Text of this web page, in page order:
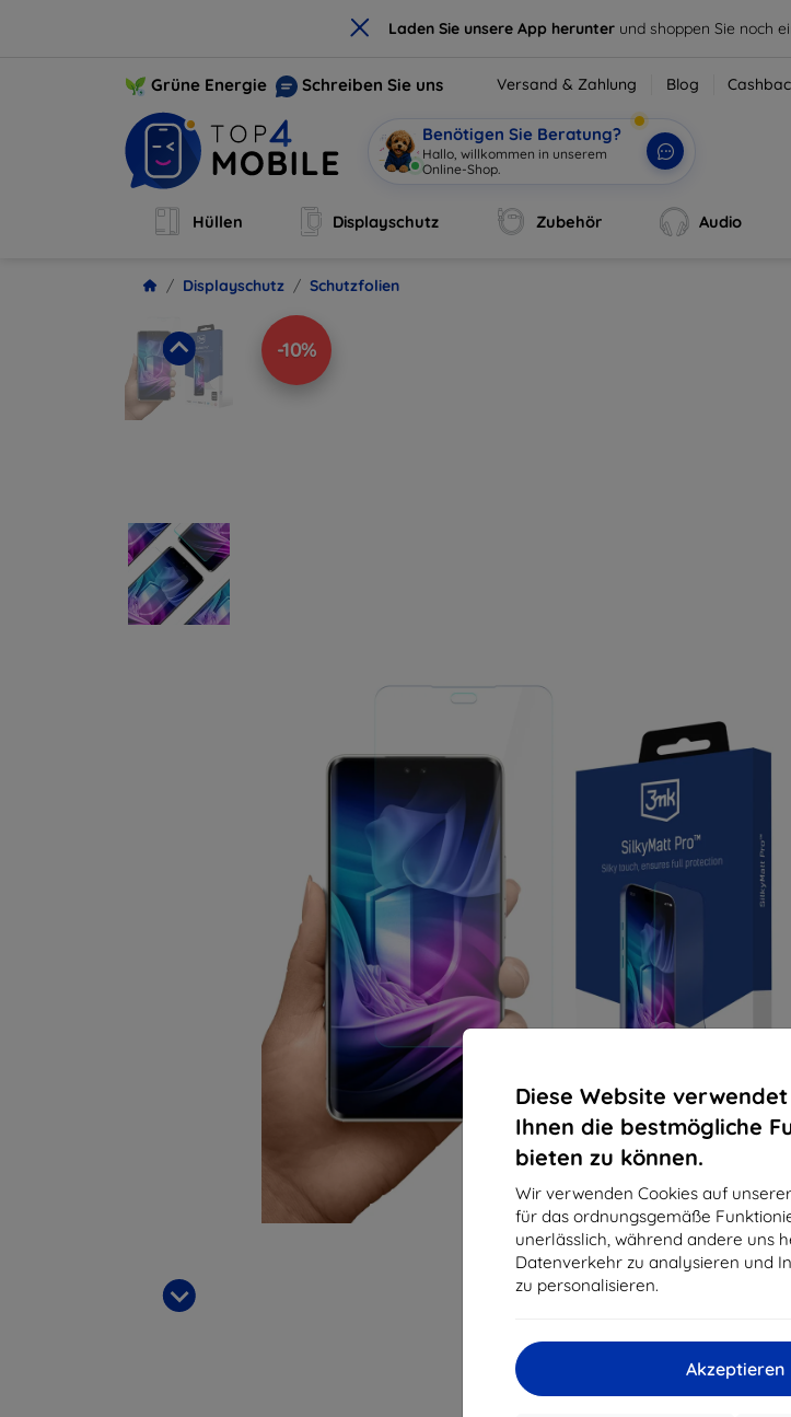
× Laden Sie unsere App herunter und shoppen Sie noch
Diese Website
Ihnen die bestmögliche
bieten zu können.
Wir verwenden Cookies auf
für das ordnungsgemäße
unerlässlich, während andere uns
Datenverkehr zu analysieren und
zu personalisieren.
Akzeptieren
Grüne Energie Schreiben Sie uns Versand & Zahlung Blog
Benötigen Sie Beratung?
Hallo, willkommen in unserem
Online-Shop.
Hüllen Displayschutz Zubehör Audio
Displayschutz Schutzfolien
-10%